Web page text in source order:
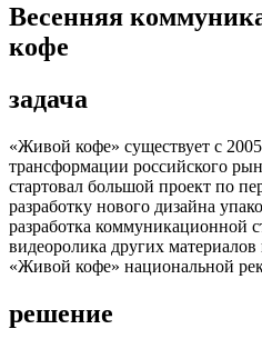
Весенняя
кофе
задача
«Живой кофе» существует с
трансформации российского
стартовал большой проект по
разработку нового дизайна
разработка коммуникационной
видеоролика других
«Живой кофе» национальной
решение